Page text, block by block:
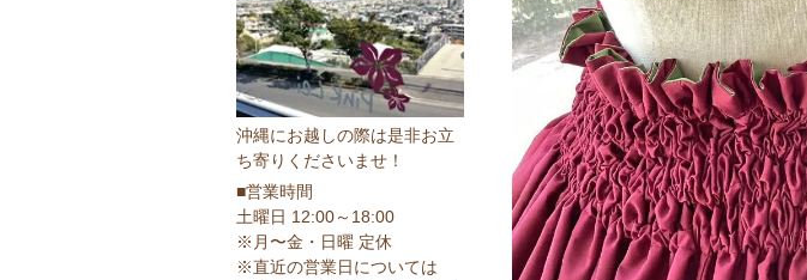
沖縄にお越しの際は是非お立
ち寄りくださいませ！
■営業時間
土曜日 12:00～18:00
※月〜金・日曜 定休
※直近の営業日については